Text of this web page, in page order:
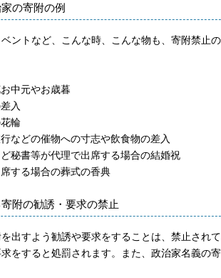
の寄附の例
ントなど、こんな時、こんな物も、寄附禁止の
中元やお歳暮
入
輪
などの催物への寸志や飲食物の差入
秘書等が代理で出席する場合の結婚祝
する場合の葬式の香典
附の勧誘・要求の禁止
出すよう勧誘や要求をすることは、禁止され
をすると処罰されます。また、政治家名義の